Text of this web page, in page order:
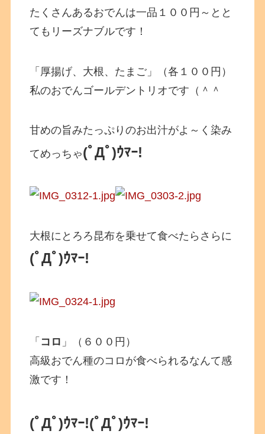
たくさんあるおでんは一品１００円～とと
てもリーズナブルです！
「厚揚げ、大根、たまご」（各１００円）
私のおでんゴールデントリオです（＾＾
甘めの旨みたっぷりのお出汁がよ～く染み
てめっちゃ(ﾟДﾟ)ｳﾏｰ!
大根にとろろ昆布を乗せて食べたらさらに
(ﾟДﾟ)ｳﾏｰ!
「 コロ 」（６００円）
高級おでん種のコロが食べられるなんて感
激です！
(ﾟДﾟ)ｳﾏｰ!(ﾟДﾟ)ｳﾏｰ!